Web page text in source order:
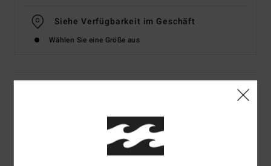
Siehe Verfügbarkeit im Geschäft
Wählen Sie eine Größe aus
Farbcodeblk